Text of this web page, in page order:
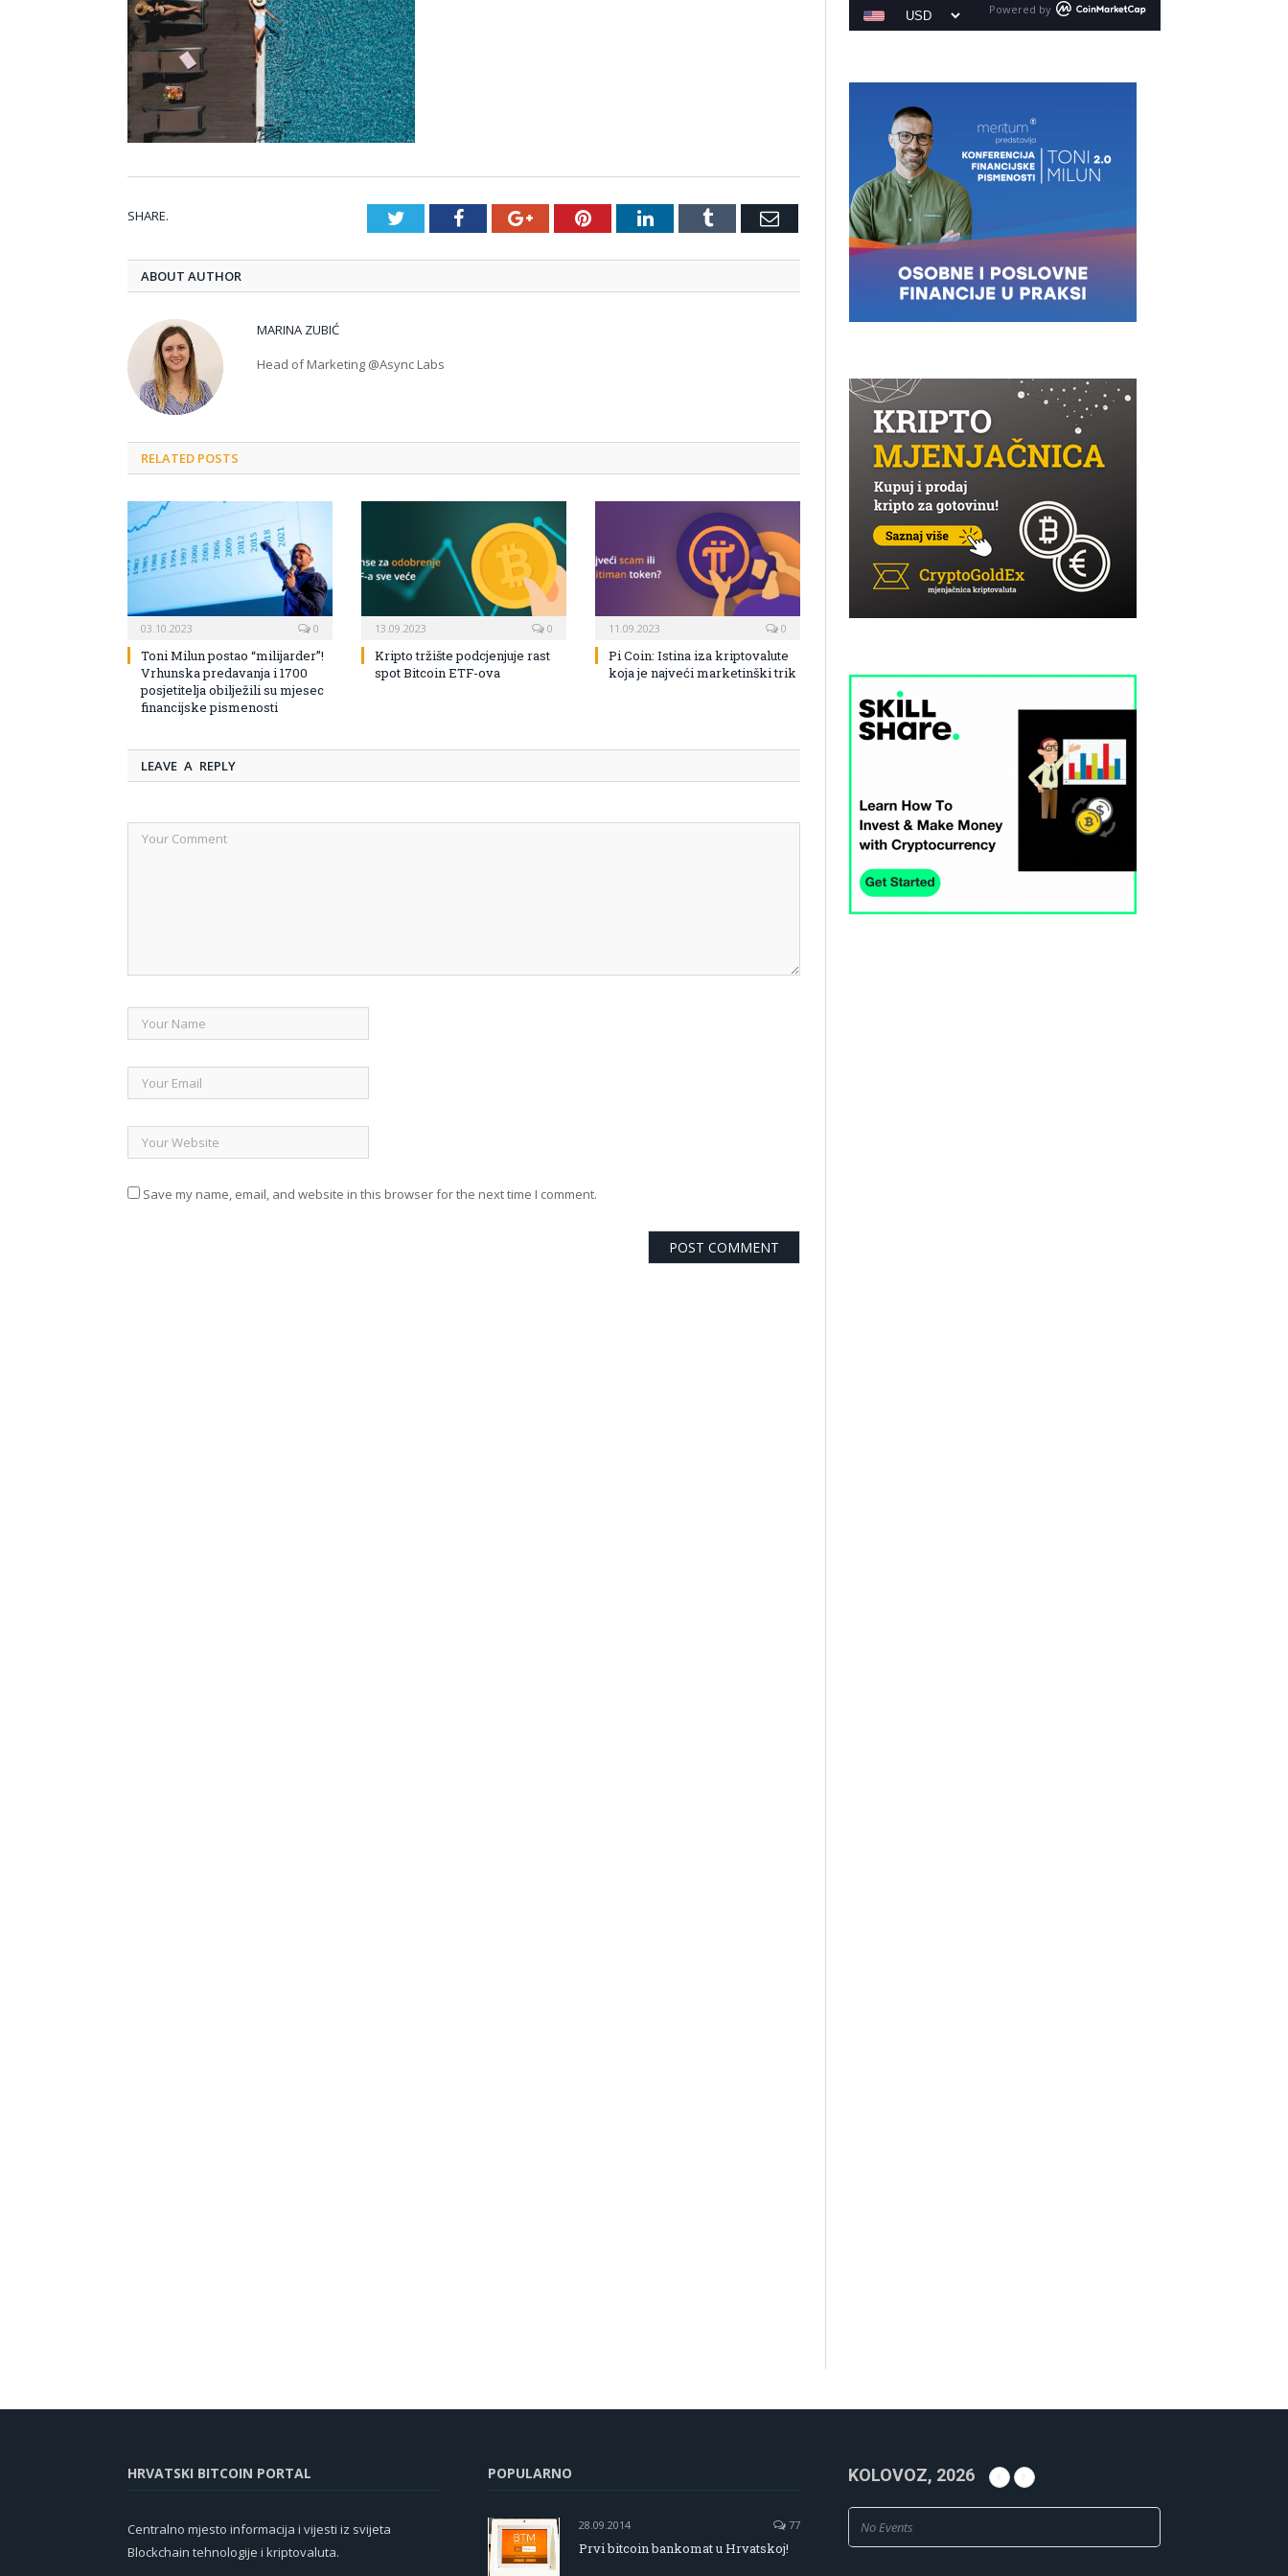
SHARE. TwitterFacebookGoogle+PinterestLinkedInTumblr Email
ABOUT AUTHOR
MARINA ZUBIĆ
Head of Marketing @Async Labs
RELATED POSTS
03.10.2023 0
Toni Milun postao “milijarder”!
Vrhunska predavanja i 1700
posjetitelja obilježili su mjesec
financijske pismenosti
13.09.2023 0
Kripto tržište podcjenjuje rast
spot Bitcoin ETF-ova
11.09.2023 0
Pi Coin: Istina iza kriptovalute
koja je najveći marketinški trik
LEAVE A REPLY
Save my name, email, and website in this browser for the next time I comment.
Powered by
HRVATSKI BITCOIN PORTAL
Centralno mjesto informacija i vijesti iz svijeta
Blockchain tehnologije i kriptovaluta.
POPULARNO
28.09.2014 77
Prvi bitcoin bankomat u Hrvatskoj!
KOLOVOZ, 2026
No Events